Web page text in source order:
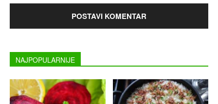
NAJPOPULARNIJE